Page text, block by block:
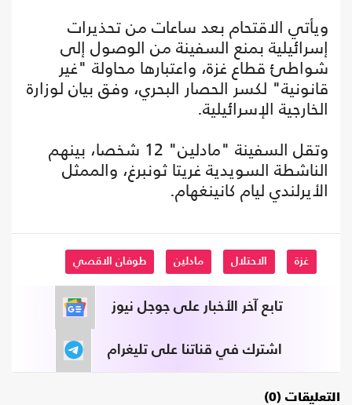
ويأتي الاقتحام بعد ساعات من تحذيرات
إسرائيلية بمنع السفينة من الوصول إلى
شواطئ قطاع غزة، واعتبارها محاولة "غير
قانونية" لكسر الحصار البحري، وفق بيان لوزارة
الخارجية الإسرائيلية.
وتقل السفينة "مادلين" 12 شخصا، بينهم
الناشطة السويدية غريتا ثونبرغ، والممثل
الأيرلندي ليام كانينغهام.
غزة الاحتلال مادلين طوفان الاقصي
تابع آخر الأخبار على جوجل نيوز
اشترك في قناتنا على تليغرام
التعليقات (0)